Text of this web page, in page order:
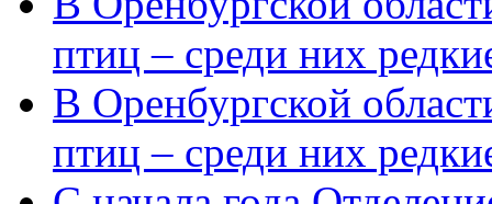
птиц – среди них
В Оренбургской
птиц – среди них